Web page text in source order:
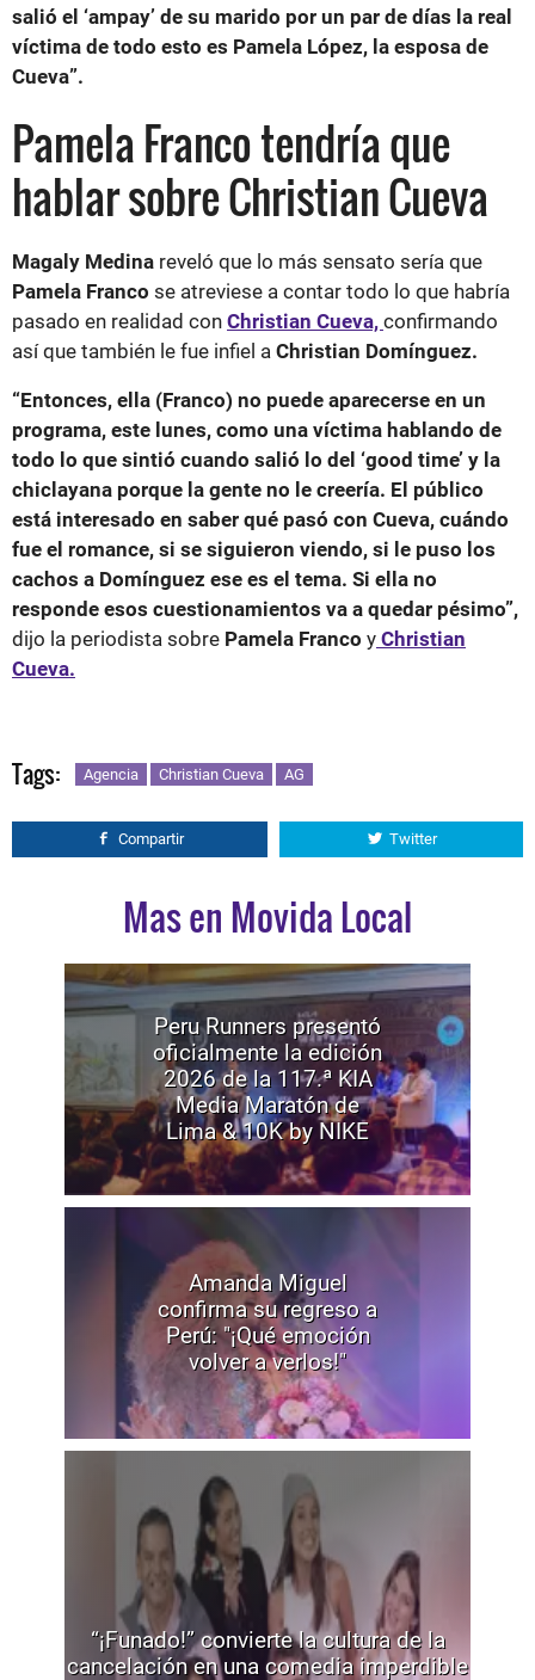
salió el ‘ampay’ de su marido por un par de días la real
víctima de todo esto es Pamela López, la esposa de
Cueva”.
Pamela Franco tendría que
hablar sobre Christian Cueva
Magaly Medina reveló que lo más sensato sería que
Pamela Franco se atreviese a contar todo lo que habría
pasado en realidad con Christian Cueva, confirmando
así que también le fue infiel a Christian Domínguez.
“Entonces, ella (Franco) no puede aparecerse en un
programa, este lunes, como una víctima hablando de
todo lo que sintió cuando salió lo del ‘good time’ y la
chiclayana porque la gente no le creería. El público
está interesado en saber qué pasó con Cueva, cuándo
fue el romance, si se siguieron viendo, si le puso los
cachos a Domínguez ese es el tema. Si ella no
responde esos cuestionamientos va a quedar pésimo”,
dijo la periodista sobre Pamela Franco y Christian
Cueva.
Tags: Agencia Christian Cueva AG
Compartir Twitter
Mas en Movida Local
Peru Runners presentó
oficialmente la edición
2026 de la 117.ª KIA
Media Maratón de
Lima & 10K by NIKE
Amanda Miguel
confirma su regreso a
Perú: "¡Qué emoción
volver a verlos!"
“¡Funado!” convierte la cultura de la
cancelación en una comedia imperdible